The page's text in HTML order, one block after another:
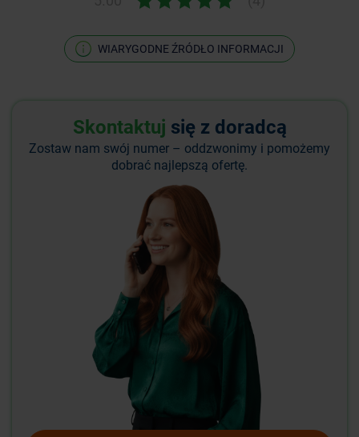
WIARYGODNE ŹRÓDŁO INFORMACJI
Skontaktuj się z doradcą
Zostaw nam swój numer – oddzwonimy i pomożemy
dobrać najlepszą ofertę.